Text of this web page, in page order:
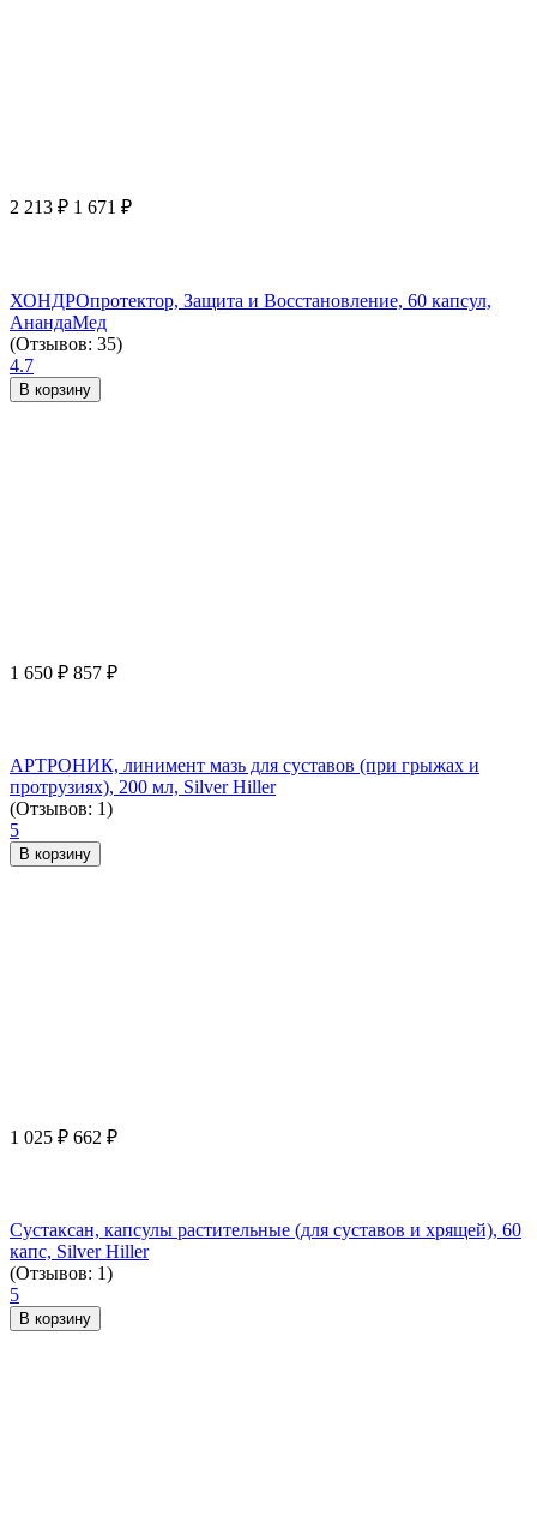
2 213 ₽ 1 671 ₽
ХОНДРОпротектор, Защита и Восстановление, 60 капсул,
АнандаМед
(Отзывов: 35)
4.7
В корзину
1 650 ₽ 857 ₽
АРТРОНИК, линимент мазь для суставов (при грыжах и
протрузиях), 200 мл, Silver Hiller
(Отзывов: 1)
5
В корзину
1 025 ₽ 662 ₽
Сустаксан, капсулы растительные (для суставов и хрящей), 60
капс, Silver Hiller
(Отзывов: 1)
5
В корзину